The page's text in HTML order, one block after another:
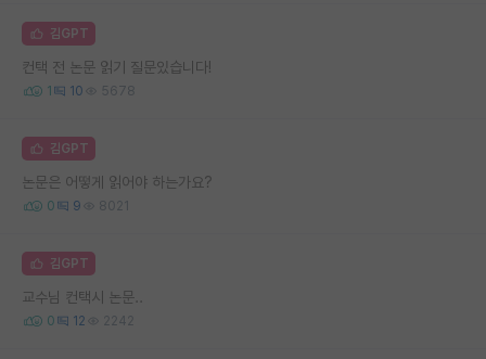
김GPT
컨택 전 논문 읽기 질문있습니다!
1 10 5678
김GPT
논문은 어떻게 읽어야 하는가요?
0 9 8021
김GPT
교수님 컨택시 논문..
0 12 2242